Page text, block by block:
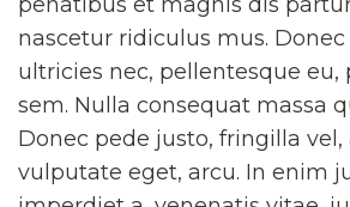
nascetur ridiculus mus.
ultricies nec, pellentesque eu,
sem. Nulla consequat massa
Donec pede justo, fringilla
vulputate eget, arcu. In enim